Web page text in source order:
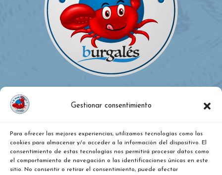
Gestionar consentimiento
Para ofrecer las mejores experiencias, utilizamos tecnologías como las
cookies para almacenar y/o acceder a la información del dispositivo. El
consentimiento de estas tecnologías nos permitirá procesar datos como
el comportamiento de navegación o las identificaciones únicas en este
sitio. No consentir o retirar el consentimiento, puede afectar
¿DÓNDE ESTAMOS?
Calle Vitoria, nº 271, Pentasa 2, nave 36. Burgos